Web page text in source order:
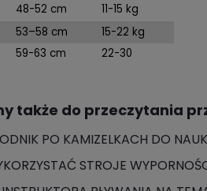
48-52 cm
11-15 kg
53–58 cm
15-22 kg
59-63 cm 22-30
także do przeczytania
PO KAMIZELKACH DO
STROJE